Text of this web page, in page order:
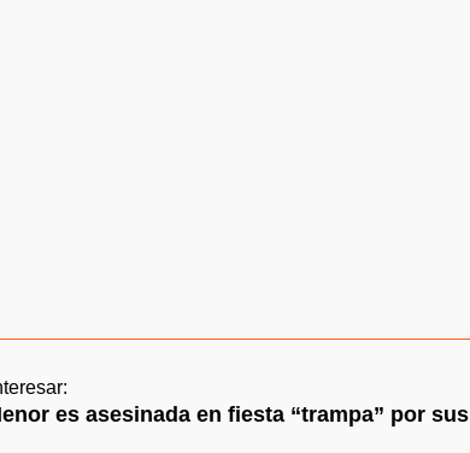
es asesinada en fiesta “trampa” por sus